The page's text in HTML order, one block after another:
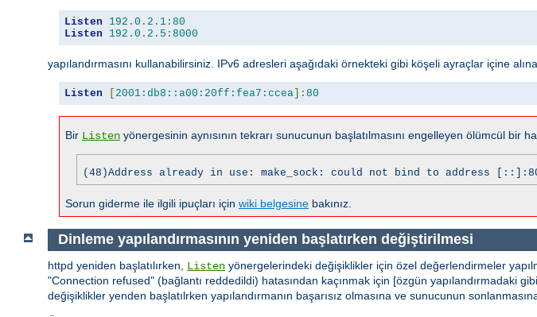
Listen 192.0 . 2.1 : 80
Listen
192.0 . 2.5 : 8000
yapılandırmasını kullanabilirsiniz. IPv6 adresleri aşağıdaki örnekteki gibi köşeli ayraçlar içine
Listen [ 2001:db8::a00:20ff:fea7:ccea]: 80
Bir Listen yönergesinin aynısının tekrarı sunucunun başlatılmasını engelleyen ölümcül bir
(48)Address already in use: make_sock: could not bind to address
Sorun giderme ile ilgili ipuçları için wiki belgesine bakınız.
Dinleme yapılandırmasının yeniden başlatırken değiştirilmesi
httpd yeniden başlatılırken, Listen yönergelerindeki değişiklikler için özel değerlendirmeler
"Connection refused" (bağlantı reddedildi) hatasından kaçınmak için [özgün yapılandırmadaki
değişiklikler yenden başlatılrken yapılandırmanın başarısız olmasına ve sunucunun